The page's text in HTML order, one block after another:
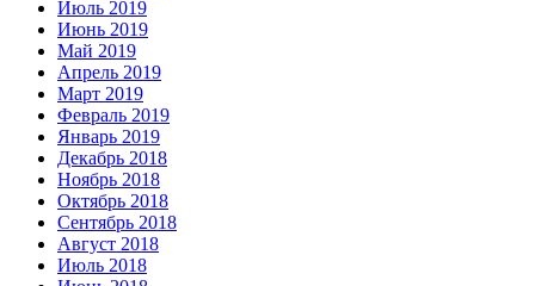
Июль 2019
Июнь 2019
Май 2019
Апрель 2019
Март 2019
Февраль 2019
Январь 2019
Декабрь 2018
Ноябрь 2018
Октябрь 2018
Сентябрь 2018
Август 2018
Июль 2018